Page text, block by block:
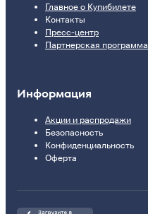
Главное о Купибилете
Контакты
Пресс-центр
Партнерская программа
Информация
Акции и распродажи
Безопасность
Конфиденциальность
Оферта